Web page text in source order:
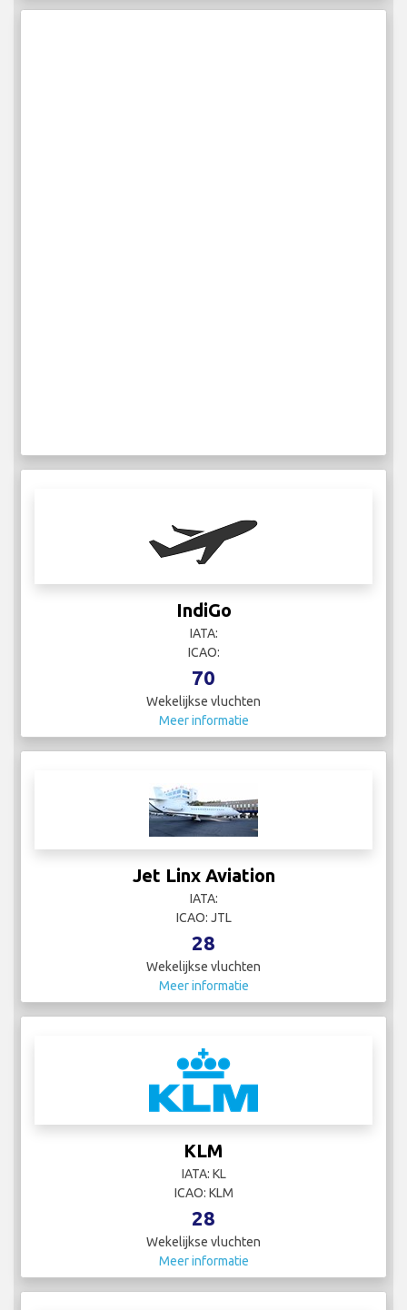
IndiGo
IATA:
ICAO:
70
Wekelijkse vluchten
Meer informatie
Jet Linx Aviation
IATA:
ICAO: JTL
28
Wekelijkse vluchten
Meer informatie
KLM
IATA: KL
ICAO: KLM
28
Wekelijkse vluchten
Meer informatie